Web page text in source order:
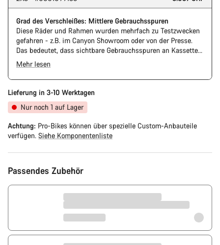
Grad des Verschleißes: Mittlere Gebrauchsspuren
Diese Räder und Rahmen wurden mehrfach zu Testzwecken
gefahren - z.B. im Canyon Showroom oder von der Presse.
Das bedeutet, dass sichtbare Gebrauchsspuren an Kassette
und Kette vorhanden sind. Außerdem können Rahmen und
Komponenten Kratzer, Lackschäden und Farbabweichungen
aufweisen. Die Funktion ist jedoch weiterhin einwandfrei.
Mehr lesen
Lieferung in 3-10 Werktagen
Nur noch 1 auf Lager
Achtung: Pro-Bikes können über spezielle Custom-Anbauteile
verfügen. Siehe Komponentenliste
Passendes Zubehör